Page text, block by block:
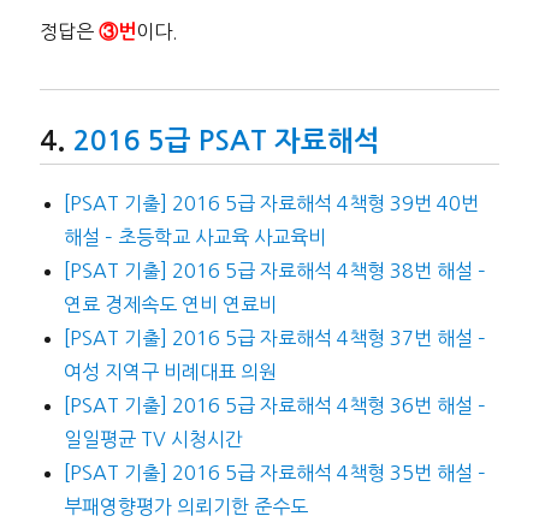
정답은③번 이다.
2016 5급 PSAT 자료해석
[PSAT 기출] 2016 5급 자료해석 4책형 39번 40번
해설 – 초등학교 사교육 사교육비
[PSAT 기출] 2016 5급 자료해석 4책형 38번 해설 –
연료 경제속도 연비 연료비
[PSAT 기출] 2016 5급 자료해석 4책형 37번 해설 –
여성 지역구 비례대표 의원
[PSAT 기출] 2016 5급 자료해석 4책형 36번 해설 –
일일평균 TV 시청시간
[PSAT 기출] 2016 5급 자료해석 4책형 35번 해설 –
부패영향평가 의뢰기한 준수도